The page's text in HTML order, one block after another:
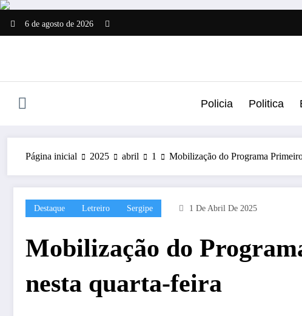
Pular
para
o
6 de agosto de 2026
Policia Politica
Página inicial 2025 abril 1 Mobilização do Programa
Destaque Letreiro Sergipe 1 De Abril De 2025
Mobilização do
nesta quarta-feira